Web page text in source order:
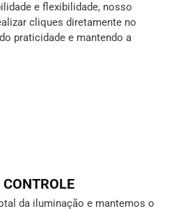
e flexibilidade, nosso
cliques diretamente no
praticidade e mantendo a
da iluminação e mantemos o